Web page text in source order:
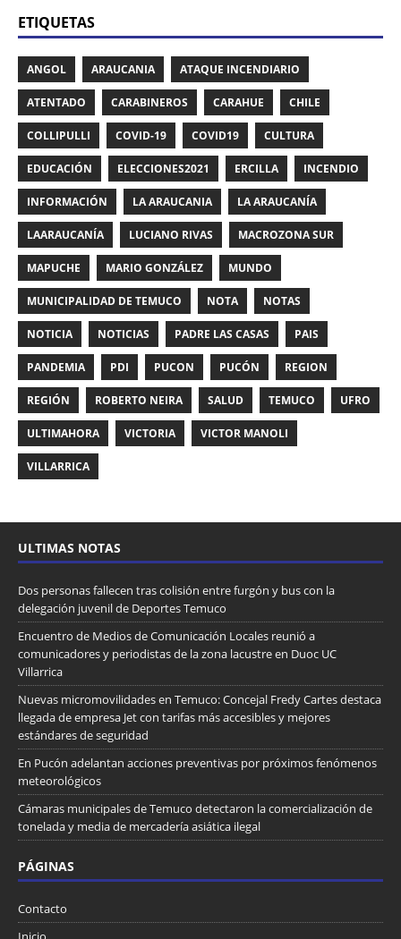
ETIQUETAS
ANGOL ARAUCANIA ATAQUE INCENDIARIO
ATENTADO CARABINEROS CARAHUE CHILE
COLLIPULLI COVID-19 COVID19 CULTURA
EDUCACIÓN ELECCIONES2021 ERCILLA INCENDIO
INFORMACIÓN LA ARAUCANIA LA ARAUCANÍA
LAARAUCANÍA LUCIANO RIVAS MACROZONA SUR
MAPUCHE MARIO GONZÁLEZ MUNDO
MUNICIPALIDAD DE TEMUCO NOTA NOTAS
NOTICIA NOTICIAS PADRE LAS CASAS PAIS
PANDEMIA PDI PUCON PUCÓN REGION
REGIÓN ROBERTO NEIRA SALUD TEMUCO UFRO
ULTIMAHORA VICTORIA VICTOR MANOLI
VILLARRICA
ULTIMAS NOTAS
Dos personas fallecen tras colisión entre furgón y bus con la
delegación juvenil de Deportes Temuco
Encuentro de Medios de Comunicación Locales reunió a
comunicadores y periodistas de la zona lacustre en Duoc UC
Villarrica
Nuevas micromovilidades en Temuco: Concejal Fredy Cartes destaca
llegada de empresa Jet con tarifas más accesibles y mejores
estándares de seguridad
En Pucón adelantan acciones preventivas por próximos fenómenos
meteorológicos
Cámaras municipales de Temuco detectaron la comercialización de
tonelada y media de mercadería asiática ilegal
PÁGINAS
Contacto